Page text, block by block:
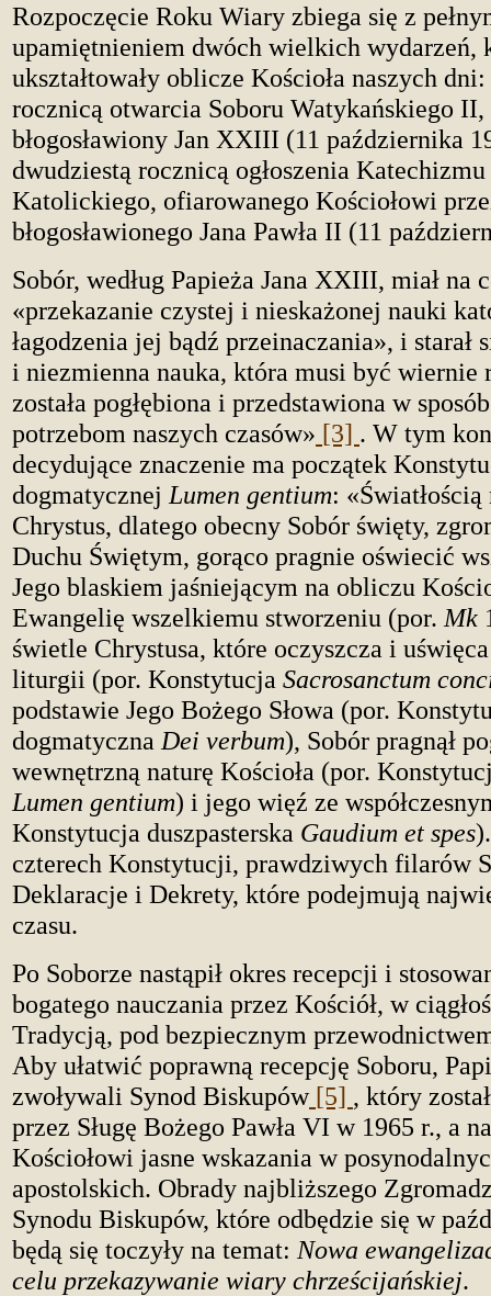
Rozpoczęcie Roku Wiary zbiega się z
upamiętnieniem dwóch wielkich wydarzeń,
ukształtowały oblicze Kościoła naszych
rocznicą otwarcia Soboru Watykańskiego II,
błogosławiony Jan XXIII (11 października
dwudziestą rocznicą ogłoszenia Katechizmu
Katolickiego, ofiarowanego Kościołowi
błogosławionego Jana Pawła II (11
Sobór, według Papieża Jana XXIII, miał na
«przekazanie czystej i nieskażonej nauki
łagodzenia jej bądź przeinaczania», i starał
i niezmienna nauka, która musi być wiernie
została pogłębiona i przedstawiona w
potrzebom naszych czasów» [3] . W tym
decydujące znaczenie ma początek
dogmatycznej Lumen gentium:
Chrystus, dlatego obecny Sobór święty,
Duchu Świętym, gorąco pragnie oświecić
Jego blaskiem jaśniejącym na obliczu
Ewangelię wszelkiemu stworzeniu (por. Mk
świetle Chrystusa, które oczyszcza i
liturgii (por. Konstytucja Sacrosanctum
podstawie Jego Bożego Słowa (por.
dogmatyczna Dei verbum), Sobór pragnął
wewnętrzną naturę Kościoła (por.
Lumen gentium) i jego więź ze
Konstytucja duszpasterska Gaudium et spes
czterech Konstytucji, prawdziwych filarów
Deklaracje i Dekrety, które podejmują
czasu.
Po Soborze nastąpił okres recepcji i
bogatego nauczania przez Kościół, w
Tradycją, pod bezpiecznym
Aby ułatwić poprawną recepcję Soboru,
zwoływali Synod Biskupów [5] , który
przez Sługę Bożego Pawła VI w 1965 r., a
Kościołowi jasne wskazania w
apostolskich. Obrady najbliższego
Synodu Biskupów, które odbędzie się w
będą się toczyły na temat: Nowa
celu przekazywanie wiary chrześcijańskiej.